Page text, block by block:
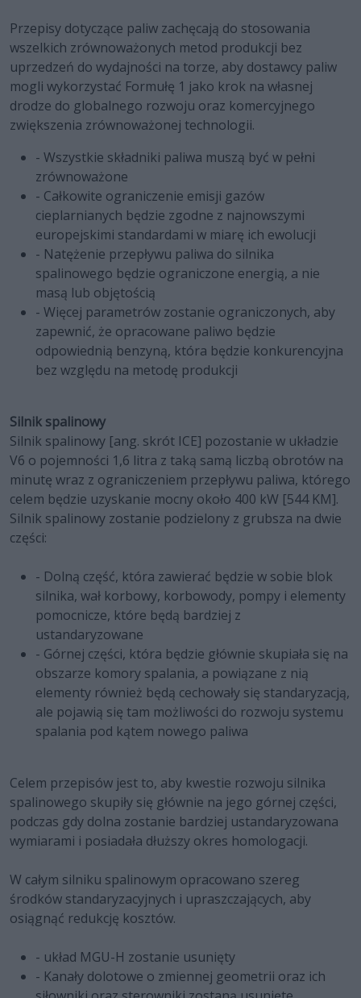
Przepisy dotyczące paliw zachęcają do stosowania
wszelkich zrównoważonych metod produkcji bez
uprzedzeń do wydajności na torze, aby dostawcy paliw
mogli wykorzystać Formułę 1 jako krok na własnej
drodze do globalnego rozwoju oraz komercyjnego
zwiększenia zrównoważonej technologii.
- Wszystkie składniki paliwa muszą być w pełni
zrównoważone
- Całkowite ograniczenie emisji gazów
cieplarnianych będzie zgodne z najnowszymi
europejskimi standardami w miarę ich ewolucji
- Natężenie przepływu paliwa do silnika
spalinowego będzie ograniczone energią, a nie
masą lub objętością
- Więcej parametrów zostanie ograniczonych, aby
zapewnić, że opracowane paliwo będzie
odpowiednią benzyną, która będzie konkurencyjna
bez względu na metodę produkcji
Silnik spalinowy
Silnik spalinowy [ang. skrót ICE] pozostanie w układzie
V6 o pojemności 1,6 litra z taką samą liczbą obrotów na
minutę wraz z ograniczeniem przepływu paliwa, którego
celem będzie uzyskanie mocny około 400 kW [544 KM].
Silnik spalinowy zostanie podzielony z grubsza na dwie
części:
- Dolną część, która zawierać będzie w sobie blok
silnika, wał korbowy, korbowody, pompy i elementy
pomocnicze, które będą bardziej z
ustandaryzowane
- Górnej części, która będzie głównie skupiała się na
obszarze komory spalania, a powiązane z nią
elementy również będą cechowały się standaryzacją,
ale pojawią się tam możliwości do rozwoju systemu
spalania pod kątem nowego paliwa
Celem przepisów jest to, aby kwestie rozwoju silnika
spalinowego skupiły się głównie na jego górnej części,
podczas gdy dolna zostanie bardziej ustandaryzowana
wymiarami i posiadała dłuższy okres homologacji.
W całym silniku spalinowym opracowano szereg
środków standaryzacyjnych i upraszczających, aby
osiągnąć redukcję kosztów.
- układ MGU-H zostanie usunięty
- Kanały dolotowe o zmiennej geometrii oraz ich